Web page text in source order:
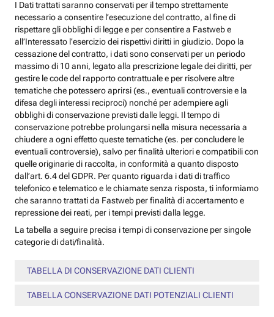
I Dati trattati saranno conservati per il tempo strettamente
necessario a consentire l’esecuzione del contratto, al fine di
rispettare gli obblighi di legge e per consentire a Fastweb e
all’Interessato l’esercizio dei rispettivi diritti in giudizio. Dopo la
cessazione del contratto, i dati sono conservati per un periodo
massimo di 10 anni, legato alla prescrizione legale dei diritti, per
gestire le code del rapporto contrattuale e per risolvere altre
tematiche che potessero aprirsi (es., eventuali controversie e la
difesa degli interessi reciproci) nonché per adempiere agli
obblighi di conservazione previsti dalle leggi. Il tempo di
conservazione potrebbe prolungarsi nella misura necessaria a
chiudere a ogni effetto queste tematiche (es. per concludere le
eventuali controversie), salvo per finalità ulteriori e compatibili con
quelle originarie di raccolta, in conformità a quanto disposto
dall’art. 6.4 del GDPR. Per quanto riguarda i dati di traffico
telefonico e telematico e le chiamate senza risposta, ti informiamo
che saranno trattati da Fastweb per finalità di accertamento e
repressione dei reati, per i tempi previsti dalla legge.
La tabella a seguire precisa i tempi di conservazione per singole
categorie di dati/finalità.
TABELLA DI CONSERVAZIONE DATI CLIENTI
TABELLA CONSERVAZIONE DATI POTENZIALI CLIENTI